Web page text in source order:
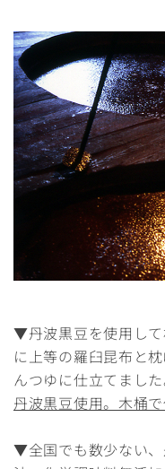
▼丹波黒豆を使用して
に上等の羅臼昆布と
んつゆに仕立てました
丹波黒豆使用。木桶
▼全国でも数少ない